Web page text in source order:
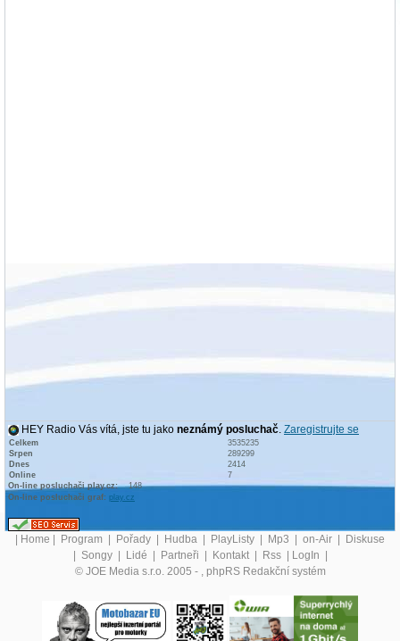
HEY Radio Vás vítá, jste tu jako neznámý posluchač. Zaregistrujte se
Celkem
3535235
Srpen
289299
Dnes
2414
Online
7
On-line posluchači play.cz:
148
On-line posluchači graf: play.cz
Home Program Pořady Hudba PlayListy Mp3 on-Air
Diskuse
Songy Lidé Partneři Kontakt Rss LogIn
© JOE Media s.r.o. 2005 - , phpRS Redakční systém